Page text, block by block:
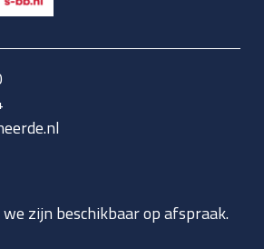
we zijn beschikbaar op afspraak.